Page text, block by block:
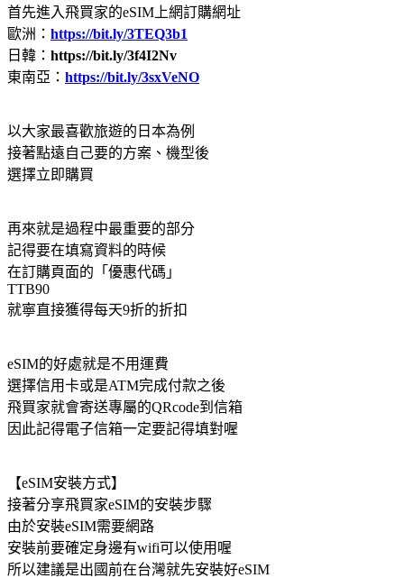
首先進入飛買家的eSIM上網訂購網址
歐洲： https://bit.ly/3TEQ3b1
日韓： https://bit.ly/3f4I2Nv
東南亞： https://bit.ly/3sxVeNO
以大家最喜歡旅遊的日本為例
接著點遠自己要的方案、機型後
選擇立即購買
再來就是過程中最重要的部分
記得要在填寫資料的時候
在訂購頁面的「優惠代碼」
TTB90
就寧直接獲得每天9折的折扣
eSIM的好處就是不用運費
選擇信用卡或是ATM完成付款之後
飛買家就會寄送專屬的QRcode到信箱
因此記得電子信箱一定要記得填對喔
【eSIM安裝方式】
接著分享飛買家eSIM的安裝步驟
由於安裝eSIM需要網路
安裝前要確定身邊有wifi可以使用喔
所以建議是出國前在台灣就先安裝好eSIM